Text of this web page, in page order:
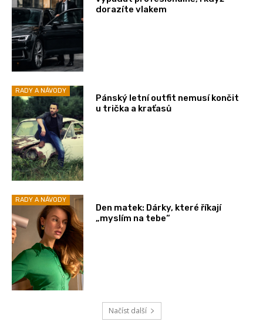
dorazíte vlakem
RADY A NÁVODY
Pánský letní outfit nemusí končit
u trička a kraťasů
RADY A NÁVODY
Den matek: Dárky, které říkají
„myslím na tebe“
Načíst další